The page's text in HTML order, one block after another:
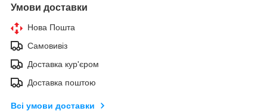
Умови доставки
Нова Пошта
Самовивіз
Доставка кур'єром
Доставка поштою
Всі умови доставки